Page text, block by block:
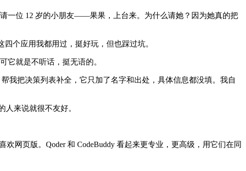
一位 12 岁的小朋友——果果，上台来。为什么请她？因为她真的把
个应用我都用过，挺好玩，但也踩过坑。
它就是不听话，挺无语的。
我把决策列表补全，它只加了名字和出处，具体信息都没填。我自
来说就很不友好。
网页版。Qoder 和 CodeBuddy 看起来更专业，更高级，用它们在同